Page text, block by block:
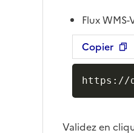
Flux
Copier
https://
Validez en